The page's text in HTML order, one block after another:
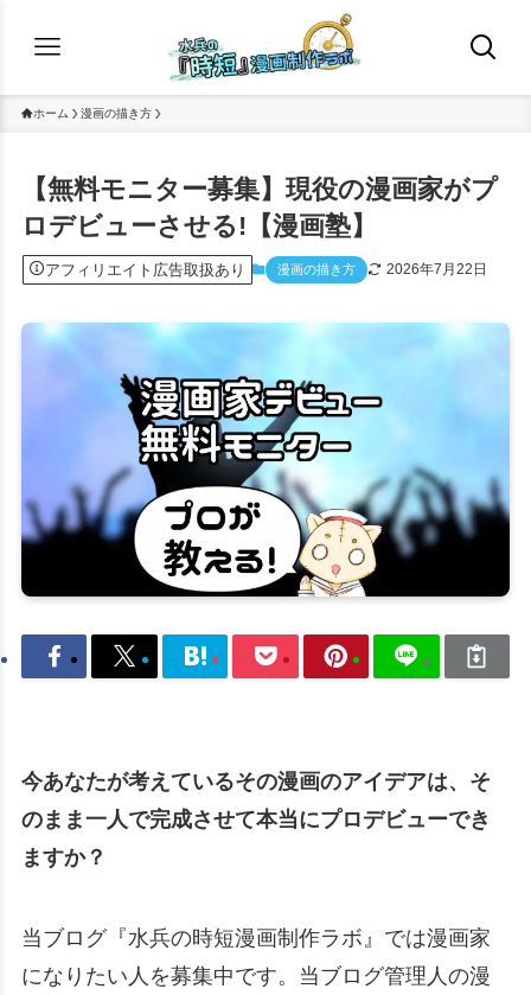
ホーム 漫画の描き方
【無料モニター募集】現役の漫画家がプ
ロデビューさせる!【漫画塾】
アフィリエイト広告取扱あり 漫画の描き方 2026年7月22日
今あなたが考えているその漫画のアイデアは、そ
のまま一人で完成させて本当にプロデビューでき
ますか？
当ブログ『水兵の時短漫画制作ラボ』では漫画家
になりたい人を募集中です。当ブログ管理人の漫